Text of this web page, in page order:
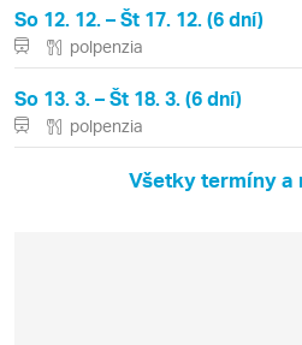
So 12. 12. – Št 17. 12. (6 dní)
polpenzia
So 13. 3. – Št 18. 3. (6 dní)
polpenzia
Všetky termíny a